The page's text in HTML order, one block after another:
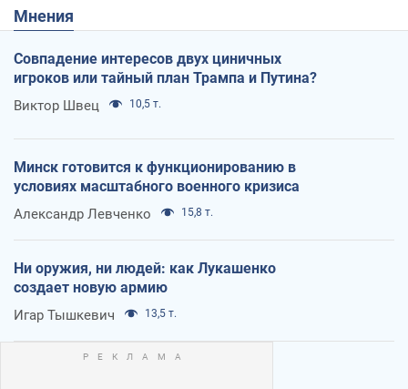
Мнения
Совпадение интересов двух циничных
игроков или тайный план Трампа и Путина?
Виктор Швец 10,5 т.
Минск готовится к функционированию в
условиях масштабного военного кризиса
Александр Левченко 15,8 т.
Ни оружия, ни людей: как Лукашенко
создает новую армию
Игар Тышкевич 13,5 т.